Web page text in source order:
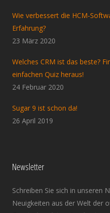
Wie verbessert die HCM-
Erfahrung?
23 März 2020
Welches CRM ist das beste?
einfachen Quiz heraus!
24 Februar 2020
Sugar 9 ist schon da!
26 April 2019
Newsletter
Schreiben Sie sich in unseren
Neuigkeiten aus der Welt der